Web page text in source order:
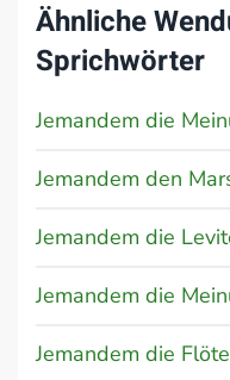
Ähnliche
Sprichwörter
Jemandem die
Jemandem den
Jemandem die
Jemandem die
Jemandem die